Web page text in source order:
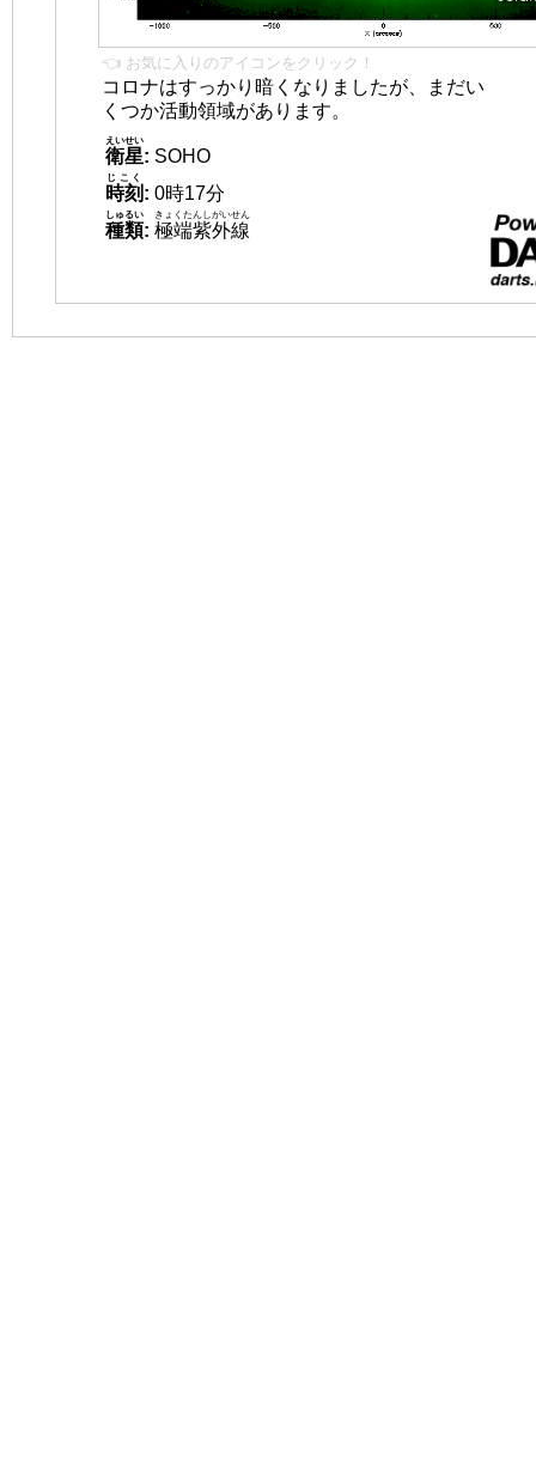
👈 お気に入りのアイコンをクリック！
コロナはすっかり暗くなりましたが、まだい
くつか活動領域があります。
衛星
えいせい
: SOHO
時刻
じこく
: 0時17分
種類
しゅるい
: 極端紫外線
きょくたんしがいせん